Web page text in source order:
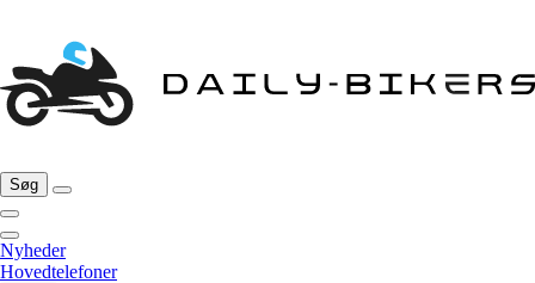
Søg
Nyheder
Hovedtelefoner